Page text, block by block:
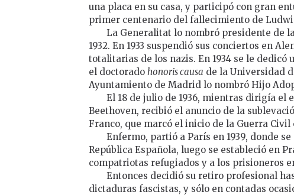
una placa en su casa, y participó con gran
primer centenario del fallecimiento de
La Generalitat lo nombró presidente de
1932. En 1933 suspendió sus conciertos en
totalitarias de los nazis. En 1934 se le dedicó
el doctorado honoris causa de la Universidad
Ayuntamiento de Madrid lo nombró Hijo
El 18 de julio de 1936, mientras dirigía el
Beethoven, recibió el anuncio de la
Franco, que marcó el inicio de la Guerra Civil
Enfermo, partió a París en 1939, donde
República Española, luego se estableció en
compatriotas refugiados y a los prisioneros
Entonces decidió su retiro profesional
dictaduras fascistas, y sólo en contadas